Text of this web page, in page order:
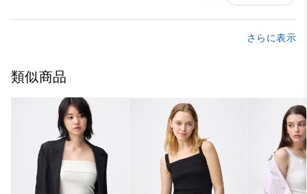
さらに表示
類似商品